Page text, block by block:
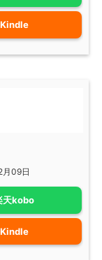
Kindle
09日
天kobo
Kindle